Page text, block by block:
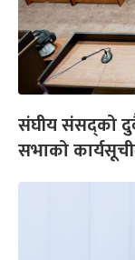
संघीय संसद्को
सभाको